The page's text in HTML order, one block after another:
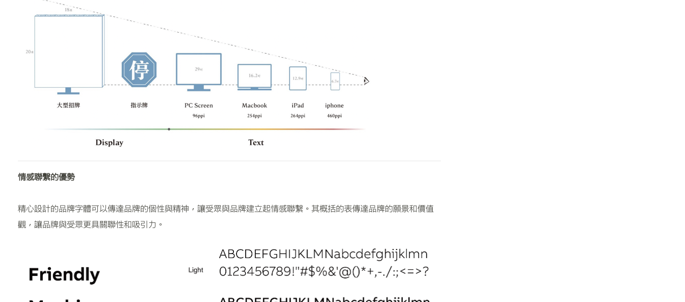
情感聯繫的優勢
精心設計的品牌字體可以傳達品牌的個性與精神，讓受眾與品牌建立起情感聯繫。其概括的表傳達品牌的願景和價值
觀，讓品牌與受眾更具關聯性和吸引力。